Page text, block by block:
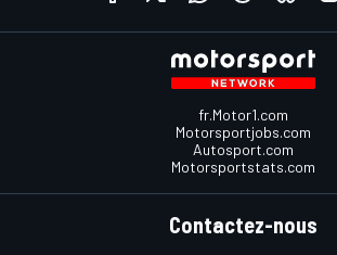
fr.Motor1.com
Motorsportjobs.com
Autosport.com
Motorsportstats.com
Contactez-nous